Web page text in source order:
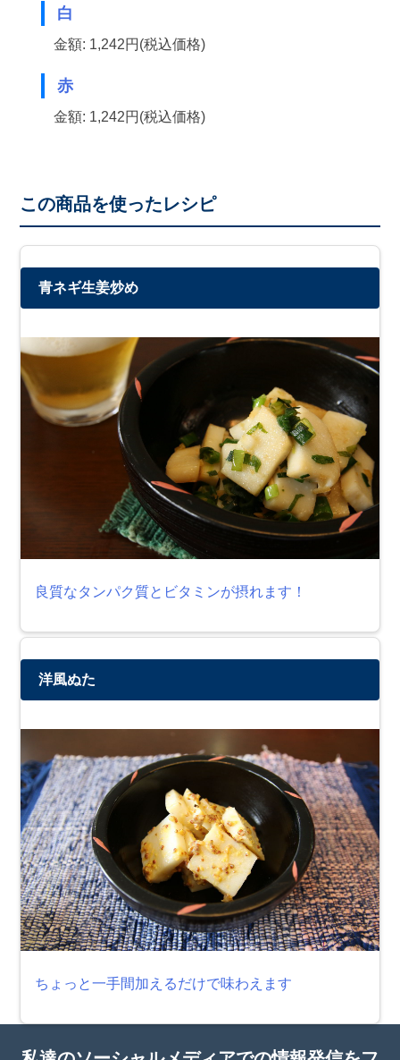
白
金額: 1,242円(税込価格)
赤
金額: 1,242円(税込価格)
この商品を使ったレシピ
青ネギ生姜炒め
良質なタンパク質とビタミンが摂れます！
洋風ぬた
ちょっと一手間加えるだけで味わえます